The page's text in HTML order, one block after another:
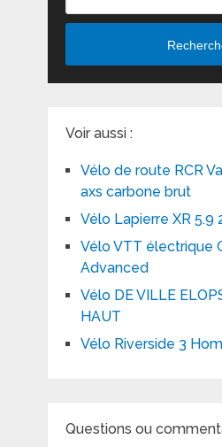
Voir aussi :
Vélo de route RCR
axs carbone brut
Vélo Lapierre XR 5.9
Vélo VTT électrique
Advanced
Vélo DE VILLE
HAUT
Vélo Riverside 3
Questions ou